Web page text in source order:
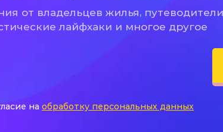
от владельцев жилья,
лайфхаки и многое другое
на обработку персональных данных